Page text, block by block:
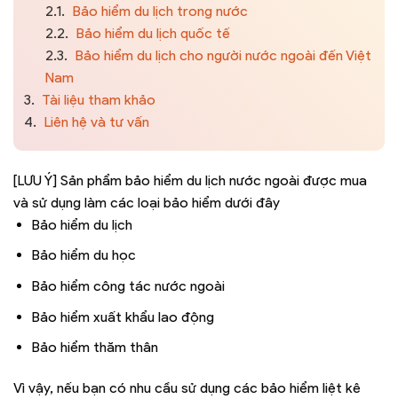
2.1. Bảo hiểm du lịch trong nước
2.2. Bảo hiểm du lịch quốc tế
2.3. Bảo hiểm du lịch cho người nước ngoài đến Việt
Nam
3. Tài liệu tham khảo
4. Liên hệ và tư vấn
[LƯU Ý] Sản phẩm bảo hiểm du lịch nước ngoài được mua
và sử dụng làm các loại bảo hiểm dưới đây
Bảo hiểm du lịch
Bảo hiểm du học
Bảo hiểm công tác nước ngoài
Bảo hiểm xuất khẩu lao động
Bảo hiểm thăm thân
Vì vậy, nếu bạn có nhu cầu sử dụng các bảo hiểm liệt kê